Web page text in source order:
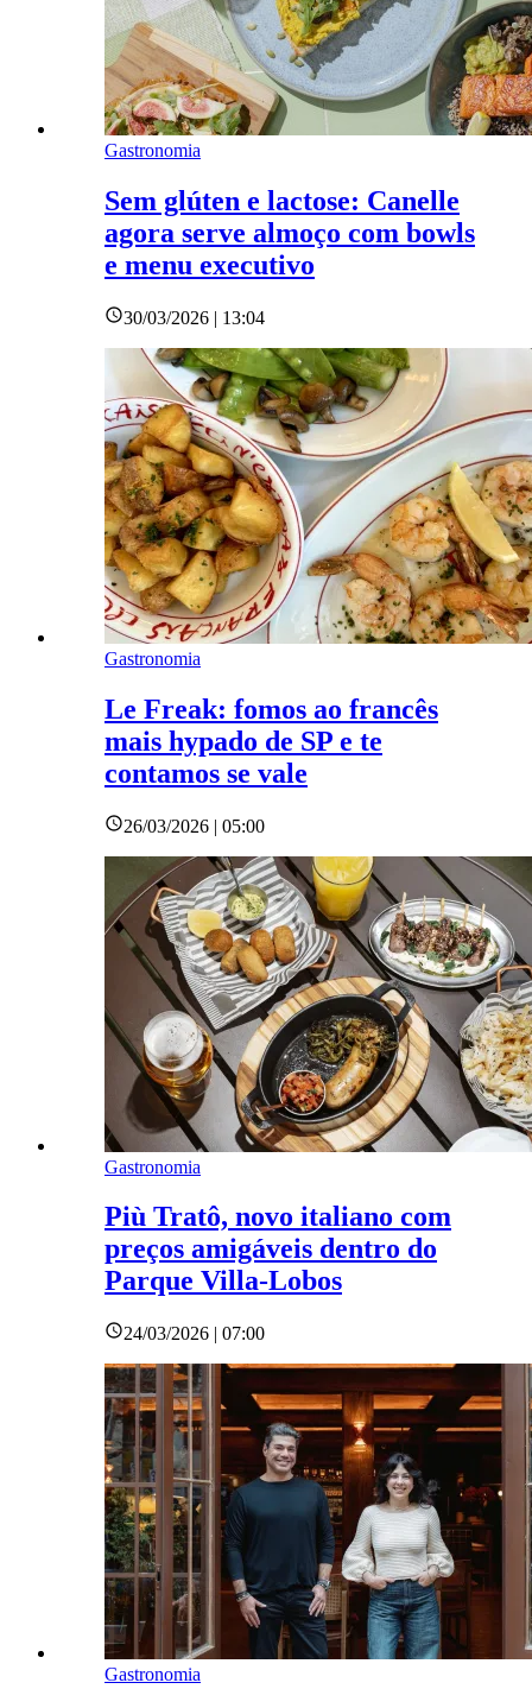
Gastronomia
Sem glúten e lactose: Canelle
agora serve almoço com bowls
e menu executivo
30/03/2026 | 13:04
Gastronomia
Le Freak: fomos ao francês
mais hypado de SP e te
contamos se vale
26/03/2026 | 05:00
Gastronomia
Più Tratô, novo italiano com
preços amigáveis dentro do
Parque Villa-Lobos
24/03/2026 | 07:00
Gastronomia